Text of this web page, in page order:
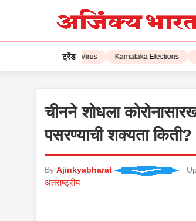
ट्रेंड
Corona Virus Karnataka Elections
चीनने शोधला
पसरण्याची शक्यता किती?
By Ajinkyabharat
अंतराष्ट्रीय